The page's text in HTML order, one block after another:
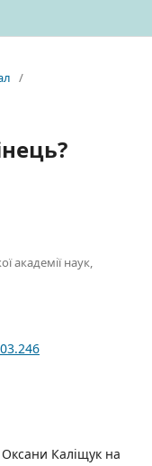
/
академії наук,
Каліщук на